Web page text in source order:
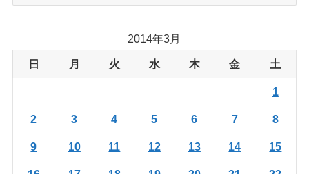
ブ
2014年3月
日 月 火 水 木 金 土
1
2 3 4 5 6 7 8
9 10 11 12 13 14 15